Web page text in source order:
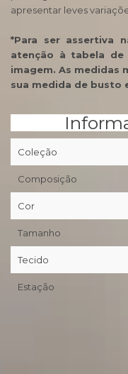
apresentar leves
*Para ser assertiva
atenção à tabela
imagem. As medidas
sua medida de busto
Coleção
Composição
Cor
Tamanho
Tecido
Estação